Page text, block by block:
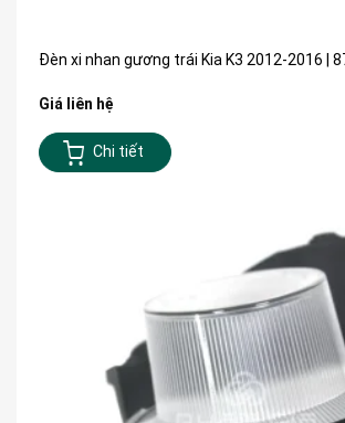
Đèn xi nhan gương trái Kia K3 2012-2016 |
Giá liên hệ
Chi tiết